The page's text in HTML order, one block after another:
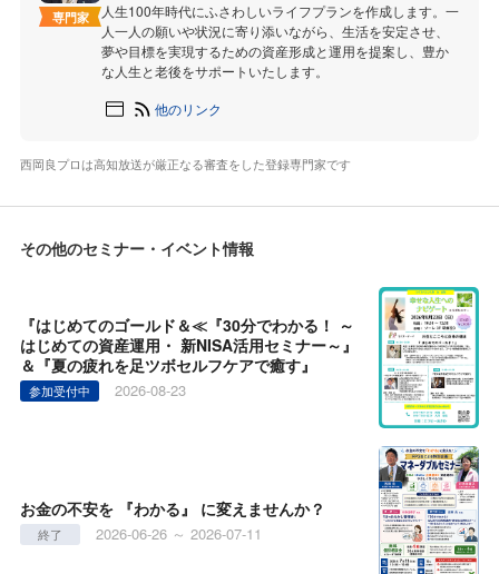
専門家
人生100年時代にふさわしいライフプランを作成します。一
人一人の願いや状況に寄り添いながら、生活を安定させ、
夢や目標を実現するための資産形成と運用を提案し、豊か
な人生と老後をサポートいたします。
他のリンク
西岡良プロは高知放送が厳正なる審査をした登録専門家です
その他のセミナー・イベント情報
『はじめてのゴールド＆≪『30分でわかる！ ～
はじめての資産運用・ 新NISA活用セミナー～』
＆『夏の疲れを足ツボセルフケアで癒す』
参加受付中 2026-08-23
お金の不安を 『わかる』 に変えませんか？
終了 2026-06-26 ～ 2026-07-11